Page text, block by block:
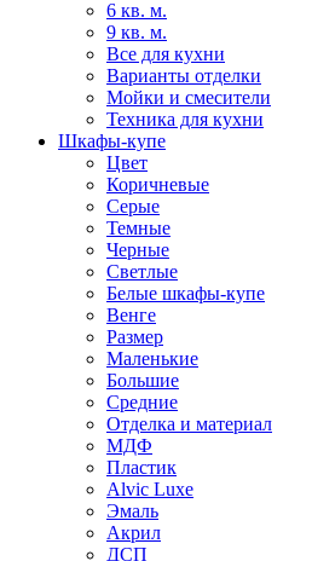
6 кв. м.
9 кв. м.
Все для кухни
Варианты отделки
Мойки и смесители
Техника для кухни
Шкафы-купе
Цвет
Коричневые
Серые
Темные
Черные
Светлые
Белые шкафы-купе
Венге
Размер
Маленькие
Большие
Средние
Отделка и материал
МДФ
Пластик
Alvic Luxe
Эмаль
Акрил
ДСП